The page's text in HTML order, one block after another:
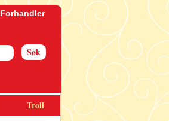
Forhandler
Troll